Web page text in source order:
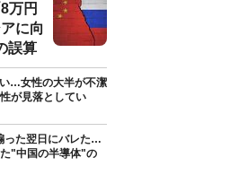
万円
に向
誤算
…女性の大半が不潔
が見落としてい
った翌日にバレた…
"中国の半導体"の